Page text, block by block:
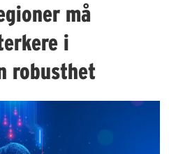
må
i
robusthet